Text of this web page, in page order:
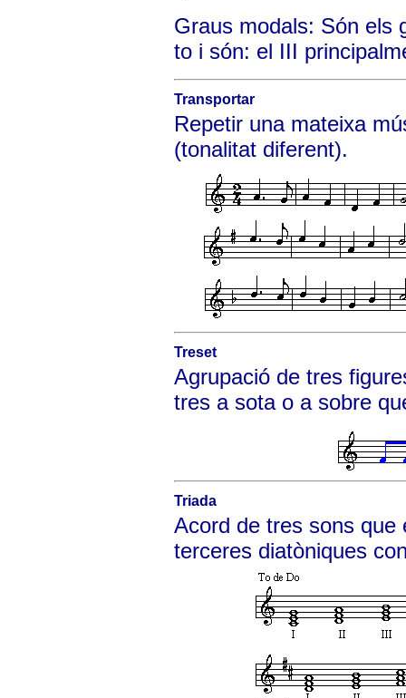
Graus modals: Són els
to i són: el III
Transportar
Repetir una mateixa
(tonalitat diferent).
Treset
Agrupació de tres
tres a sota o a sobre
Triada
Acord de tres sons que
terceres diatòniques